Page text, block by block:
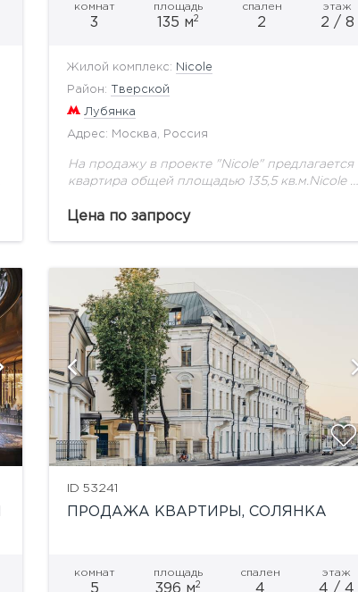
комнат
3
площадь
135 м2
спален
2
этаж
2 / 8
Жилой комплекс: Nicole
Район: Тверской
Лубянка
Адрес: Москва, Россия
На продажу в проекте "Nicole" предлагается
квартира общей площадью 135,5 кв.м.Nicole -
культурные и коммерческие точки
Цена по запросу
ID 53241
ПРОДАЖА КВАРТИРЫ, СОЛЯНКА
комнат
5
площадь
396 м2
спален
4
этаж
4 / 4
показать ещё 1 фотографию